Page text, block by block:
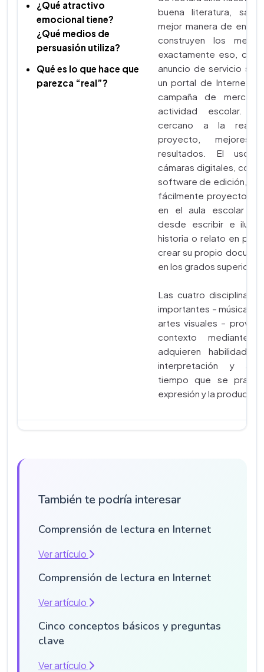
buena literatura,
mejor manera de
construyen los
exactamente eso,
anuncio de servicio
un portal de Internet,
campaña de
actividad escolar.
cercano a la
proyecto, mejores
resultados. El uso
cámaras digitales, con
software de edición,
fácilmente proyectos
en el aula escolar
desde escribir e
historia o relato en
crear su propio
en los grados
Las cuatro disciplinas
importantes – música,
artes visuales –
contexto mediante
adquieren
interpretación y
tiempo que se
expresión y la
¿Qué atractivo
emocional tiene?
¿Qué medios de
persuasión utiliza?
Qué es lo que hace que
parezca “real”?
También te podría interesar
Comprensión de lectura en Internet
Ver artículo
Comprensión de lectura en Internet
Ver artículo
Cinco conceptos básicos y preguntas
clave
Ver artículo